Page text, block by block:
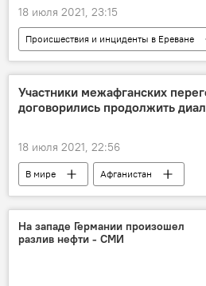
18 июля 2021, 23:15
Происшествия и инциденты в Ереване
Происшествия
Армения
Ереван
СМИ
ЧП
Участники межафганских
договорились продолжить
18 июля 2021, 22:56
В мире
Афганистан
Афганистан после вывода
переговоры
На западе Германии произошел
разлив нефти - СМИ